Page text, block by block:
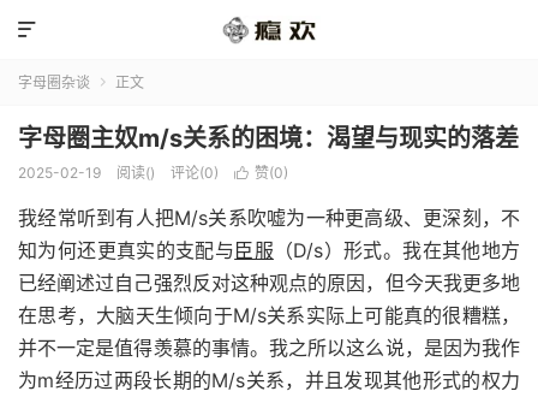

字母圈杂谈  正文
字母圈主奴m/s关系的困境：渴望与现实的落差
2025-02-19 阅读() 评论(0)  赞(0)
我经常听到有人把M/s关系吹嘘为一种更高级、更深刻，不
知为何还更真实的支配与 臣服 （D/s）形式。我在其他地方
已经阐述过自己强烈反对这种观点的原因，但今天我更多地
在思考，大脑天生倾向于M/s关系实际上可能真的很糟糕，
并不一定是值得羡慕的事情。我之所以这么说，是因为我作
为m经历过两段长期的M/s关系，并且发现其他形式的权力